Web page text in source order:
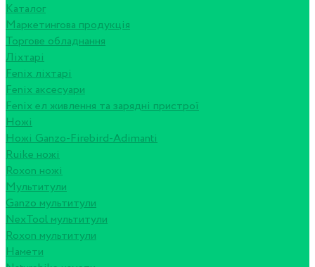
Каталог
Маркетингова продукція
Торгове обладнання
Ліхтарі
Fenix ліхтарі
Fenix аксесуари
Fenix ел живлення та зарядні пристрої
Ножі
Ножі Ganzo-Firebird-Adimanti
Ruike ножі
Roxon ножi
Мультитули
Ganzo мультитули
NexTool мультитули
Roxon мультитули
Намети